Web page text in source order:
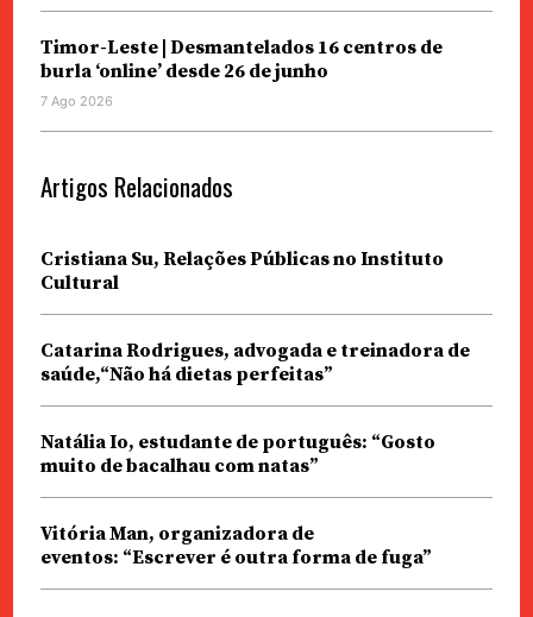
Timor-Leste | Desmantelados 16 centros de
burla ‘online’ desde 26 de junho
7 Ago 2026
Artigos Relacionados
Cristiana Su, Relações Públicas no Instituto
Cultural
Catarina Rodrigues, advogada e treinadora de
saúde,“Não há dietas perfeitas”
Natália Io, estudante de português: “Gosto
muito de bacalhau com natas”
Vitória Man, organizadora de
eventos: “Escrever é outra forma de fuga”